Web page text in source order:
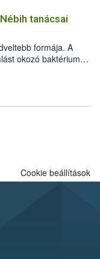
elleni további
kiskerti
termesztésben is
tanácsai
formája. A
okozó baktériumok
sütögetés
szól: legalább
hőkezelés, valamint a
összegyűjtötte a
Cookie beállítások